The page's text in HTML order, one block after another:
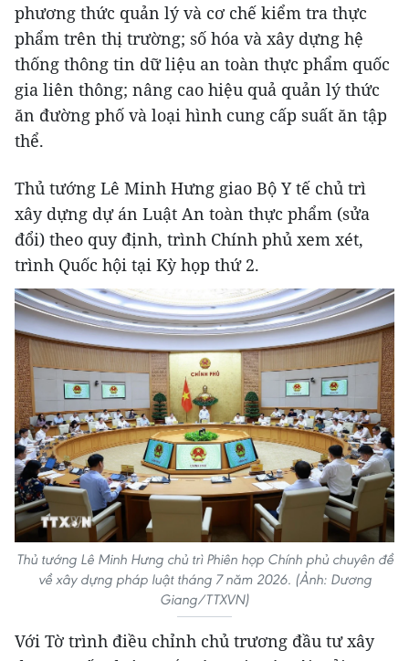
phương thức quản lý và cơ chế kiểm tra thực
phẩm trên thị trường; số hóa và xây dựng hệ
thống thông tin dữ liệu an toàn thực phẩm quốc
gia liên thông; nâng cao hiệu quả quản lý thức
ăn đường phố và loại hình cung cấp suất ăn tập
thể.
Thủ tướng Lê Minh Hưng giao Bộ Y tế chủ trì
xây dựng dự án Luật An toàn thực phẩm (sửa
đổi) theo quy định, trình Chính phủ xem xét,
trình Quốc hội tại Kỳ họp thứ 2.
Thủ tướng Lê Minh Hưng chủ trì Phiên họp Chính phủ chuyên đề
về xây dựng pháp luật tháng 7 năm 2026. (Ảnh: Dương
Giang/TTXVN)
Với Tờ trình điều chỉnh chủ trương đầu tư xây